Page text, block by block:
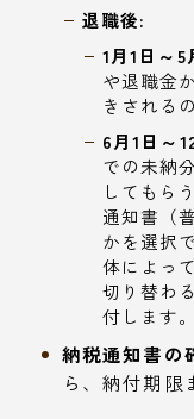
退職後:
1月1日～
や退職金
きされる
6月1日～
での未納
してもら
通知書（
かを選択
体によっ
切り替わ
付します。
納税通知書の
ら、納付期限